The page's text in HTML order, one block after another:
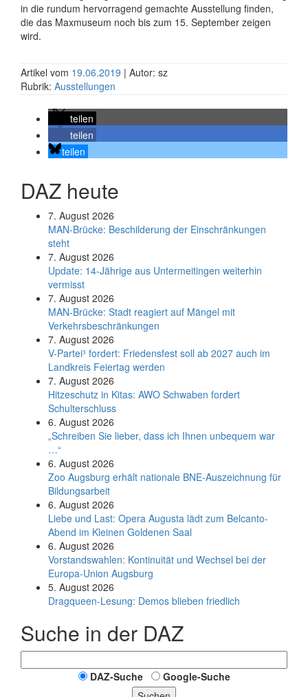
in die rundum hervorragend gemachte Ausstellung finden,
die das Maxmuseum noch bis zum 15. September zeigen
wird.
Artikel vom 19.06.2019 | Autor: sz
Rubrik: Ausstellungen
teilen
teilen
teilen
DAZ heute
7. August 2026
MAN-Brücke: Beschilderung der Einschränkungen
steht
7. August 2026
Update: 14-Jährige aus Untermeitingen weiterhin
vermisst
7. August 2026
MAN-Brücke: Stadt reagiert auf Mängel mit
Verkehrsbeschränkungen
7. August 2026
V-Partei­³ fordert: Friedens­fest soll ab 2027 auch im
Land­kreis Feier­tag werden
7. August 2026
Hitzeschutz in Kitas: AWO Schwaben fordert
Schulterschluss
6. August 2026
„Schreiben Sie lieber, dass ich Ihnen unbequem war
…“
6. August 2026
Zoo Augsburg erhält nationale BNE-Auszeichnung für
Bildungsarbeit
6. August 2026
Liebe und Last: Opera Augusta lädt zum Belcanto-
Abend im Kleinen Goldenen Saal
6. August 2026
Vorstandswahlen: Kontinuität und Wechsel bei der
Europa-Union Augsburg
5. August 2026
Dragqueen-Lesung: Demos blieben friedlich
Suche in der DAZ
DAZ-Suche
Google-Suche